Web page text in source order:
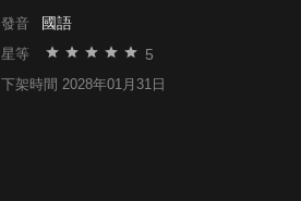
發音 國語
星等 5
下架時間 2028年01月31日